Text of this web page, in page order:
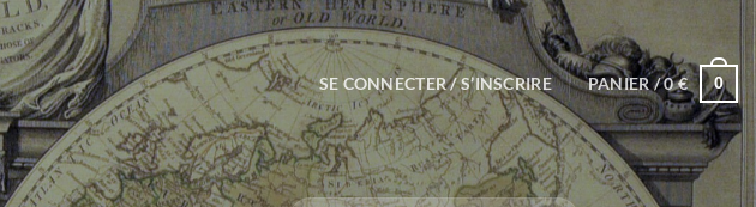
SE CONNECTER / S’INSCRIRE PANIER /0€ 0